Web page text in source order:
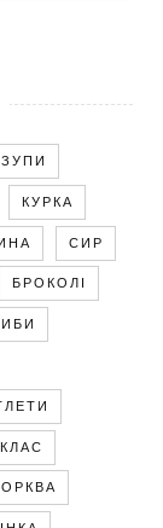
ЗУПИ
КУРКА
СИР
БРОКОЛІ